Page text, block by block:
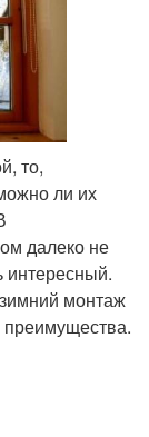
то,
ли их
далеко не
интересный.
монтаж